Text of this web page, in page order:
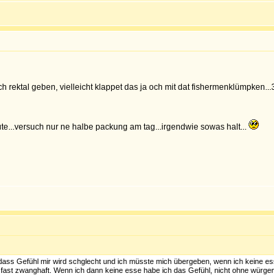
geben, vielleicht klappet das ja och mit dat
nur ne halbe packung am tag...irgendwie sowas halt...
Gefühl mir wird schglecht und ich müsste mich übergeben, wenn ich keine
zwanghaft. Wenn ich dann keine esse habe ich das Gefühl, nicht ohne